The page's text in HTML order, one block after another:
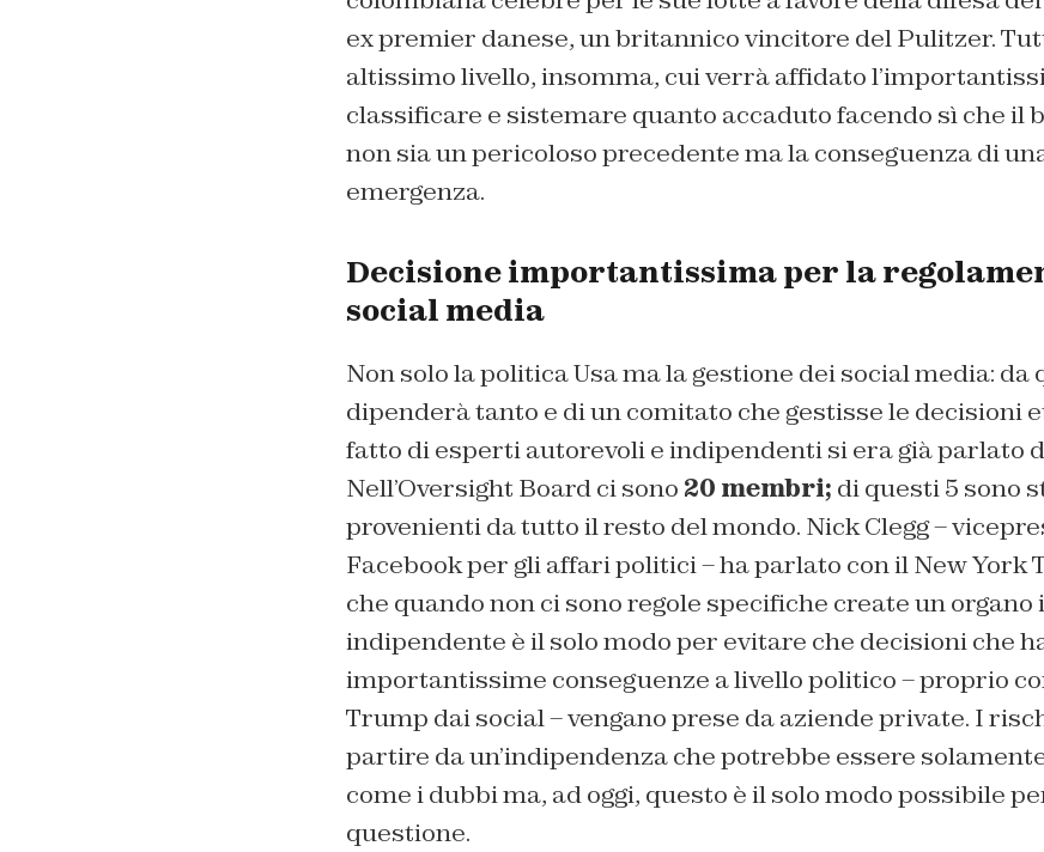
ex premier danese, un britannico vincitore del Pulitzer.
altissimo livello, insomma, cui verrà affidato
classificare e sistemare quanto accaduto facendo sì che il
non sia un pericoloso precedente ma la conseguenza di
emergenza.
Decisione importantissima per la
social media
Non solo la politica Usa ma la gestione dei social media: da
dipenderà tanto e di un comitato che gestisse le decisioni
fatto di esperti autorevoli e indipendenti si era già parlato
Nell’Oversight Board ci sono 20 membri; di questi 5 sono
provenienti da tutto il resto del mondo. Nick Clegg –
Facebook per gli affari politici – ha parlato con il New York
che quando non ci sono regole specifiche create un
indipendente è il solo modo per evitare che decisioni che
importantissime conseguenze a livello politico – proprio
Trump dai social – vengano prese da aziende private. I
partire da un’indipendenza che potrebbe essere
come i dubbi ma, ad oggi, questo è il solo modo possibile
questione.